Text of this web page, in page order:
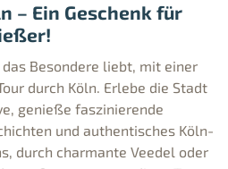
– Ein Geschenk für
Besondere liebt, mit einer
durch Köln. Erlebe die Stadt
genieße faszinierende
und authentisches Köln-
durch charmante Veedel oder